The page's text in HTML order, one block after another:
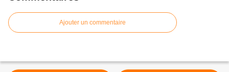
Ajouter un commentaire